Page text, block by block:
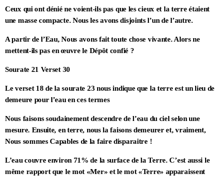
Ceux qui ont dénié ne voient-ils pas que les cieux et la terre étaient
une masse compacte. Nous les avons disjoints l’un de l’autre.
A partir de l’Eau, Nous avons fait toute chose vivante. Alors ne
mettent-ils pas en œuvre le Dépôt confié ?
Sourate 21 Verset 30
Le verset 18 de la sourate 23 nous indique que la terre est un lieu de
demeure pour l’eau en ces termes
Nous faisons soudainement descendre de l’eau du ciel selon une
mesure. Ensuite, en terre, nous la faisons demeurer et, vraiment,
Nous sommes Capables de la faire disparaitre !
L’eau couvre environ 71% de la surface de la Terre. C’est aussi le
même rapport que le mot «Mer» et le mot «Terre» apparaissent